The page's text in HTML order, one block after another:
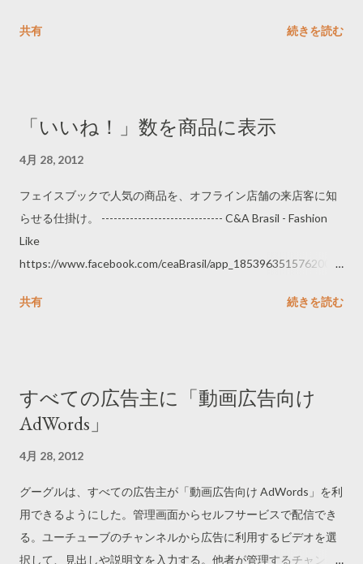
共有 続きを読む
「いいね！」数を商品に表示
4月 28, 2012
フェイスブックで人気の商品を、オフライン店舗の来店客に知
らせる仕掛け。 ------------------------------ C&A Brasil - Fashion
Like
https://www.facebook.com/ceaBrasil/app_185396351576200
set=a.442993765727608.123987.193944443965876 ------------
共有 続きを読む
すべての広告主に「動画広告向け
AdWords」
4月 28, 2012
グーグルは、すべての広告主が「動画広告向け AdWords」を利
用できるようにした。管理画面からセルフサービスで配信でき
る。ユーチューブのチャンネルから広告に利用するビデオを選
択して、見出しや説明文を入力する。他者が管理するチャンネ